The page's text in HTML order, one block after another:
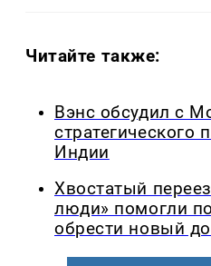
Читайте также:
Вэнс обсудил с
стратегического
Индии
Хвостатый
люди» помогли
обрести новый